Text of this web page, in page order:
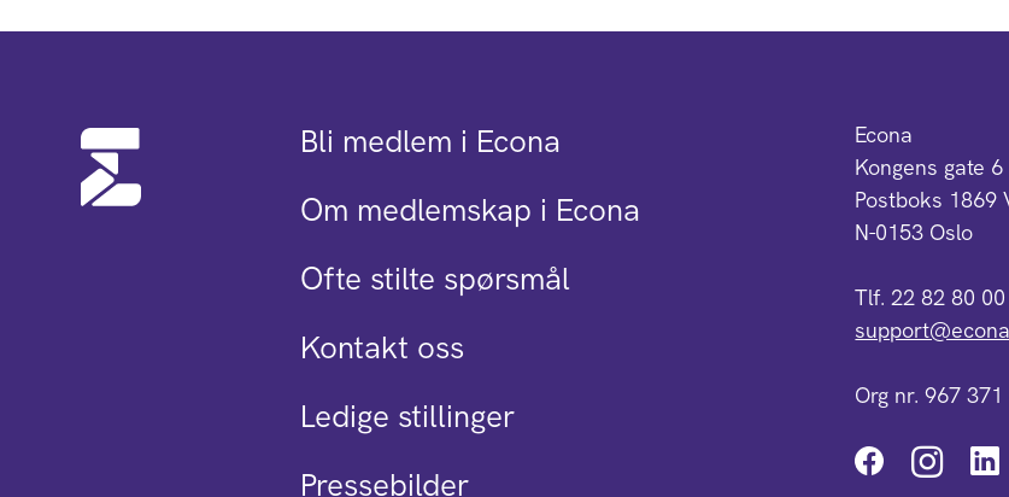
Bli medlem i Econa
Om medlemskap i Econa
Ofte stilte spørsmål
Kontakt oss
Ledige stillinger
Pressebilder
Econa
Kongens gate 6
Postboks 1869
N-0153 Oslo
Tlf. 22 82 80 00
Org nr. 967